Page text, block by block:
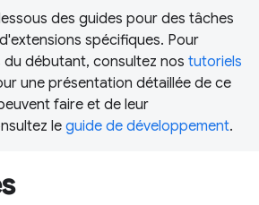
des guides pour des tâches
spécifiques. Pour
débutant, consultez nos tutoriels
une présentation détaillée de ce
faire et de leur
le guide de développement.